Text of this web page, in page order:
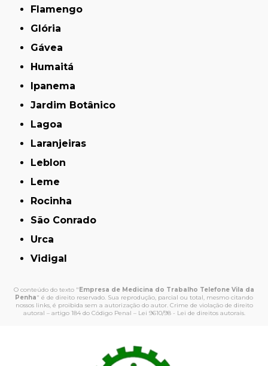
Flamengo
Glória
Gávea
Humaitá
Ipanema
Jardim Botânico
Lagoa
Laranjeiras
Leblon
Leme
Rocinha
São Conrado
Urca
Vidigal
O conteúdo do texto " Empresa de Medicina do Trabalho Telefone Vila da
Penha" é de direito reservado. Sua reprodução, parcial ou total, mesmo citando
nossos links, é proibida sem a autorização do autor. Crime de violação de direito
autoral – artigo 184 do Código Penal – Lei 9610/98 - Lei de direitos autorais.